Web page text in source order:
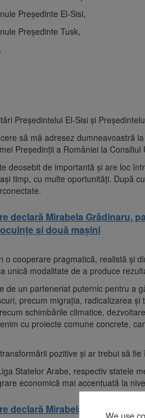
Preşedinte El-Sisi,
Preşedinte Tusk,
Preşedintelui El-Sisi şi
să mă adresez dumneavoastră
Preşedinţii a României la Consiliul
deosebit de importantă şi are loc
timp, cu multe oportunităţi. După
declară Mirabela Grădinaru,
și două mașini
o cooperare pragmatică, realistă şi
unică modalitate de a produce
de un parteneriat puternic pentru a
precum migraţia, radicalizarea
schimbările climatice,
cu proiecte comune concrete,
pozitive şi ar trebui să
Statelor Arabe, respectiv statele
economică mai accentuată la
declară Mirabela Grădinaru,
We use